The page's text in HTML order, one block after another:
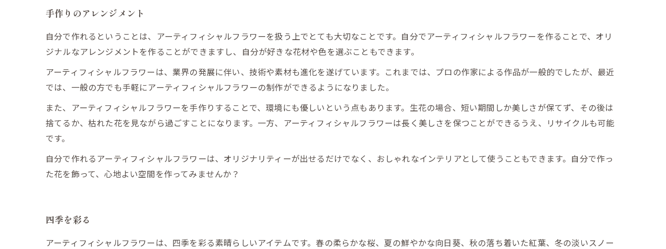
手作りのアレンジメント
自分で作れるということは、アーティフィシャルフラワーを扱う上でとても大切なことです。自分でアーティフィシャルフラワーを作ることで、オリ
ジナルなアレンジメントを作ることができますし、自分が好きな花材や色を選ぶこともできます。
アーティフィシャルフラワーは、業界の発展に伴い、技術や素材も進化を遂げています。これまでは、プロの作家による作品が一般的でしたが、最近
では、一般の方でも手軽にアーティフィシャルフラワーの制作ができるようになりました。
また、アーティフィシャルフラワーを手作りすることで、環境にも優しいという点もあります。生花の場合、短い期間しか美しさが保てず、その後は
捨てるか、枯れた花を見ながら過ごすことになります。一方、アーティフィシャルフラワーは長く美しさを保つことができるうえ、リサイクルも可能
です。
自分で作れるアーティフィシャルフラワーは、オリジナリティーが出せるだけでなく、おしゃれなインテリアとして使うこともできます。自分で作っ
た花を飾って、心地よい空間を作ってみませんか？
四季を彩る
アーティフィシャルフラワーは、四季を彩る素晴らしいアイテムです。春の柔らかな桜、夏の鮮やかな向日葵、秋の落ち着いた紅葉、冬の淡いスノー